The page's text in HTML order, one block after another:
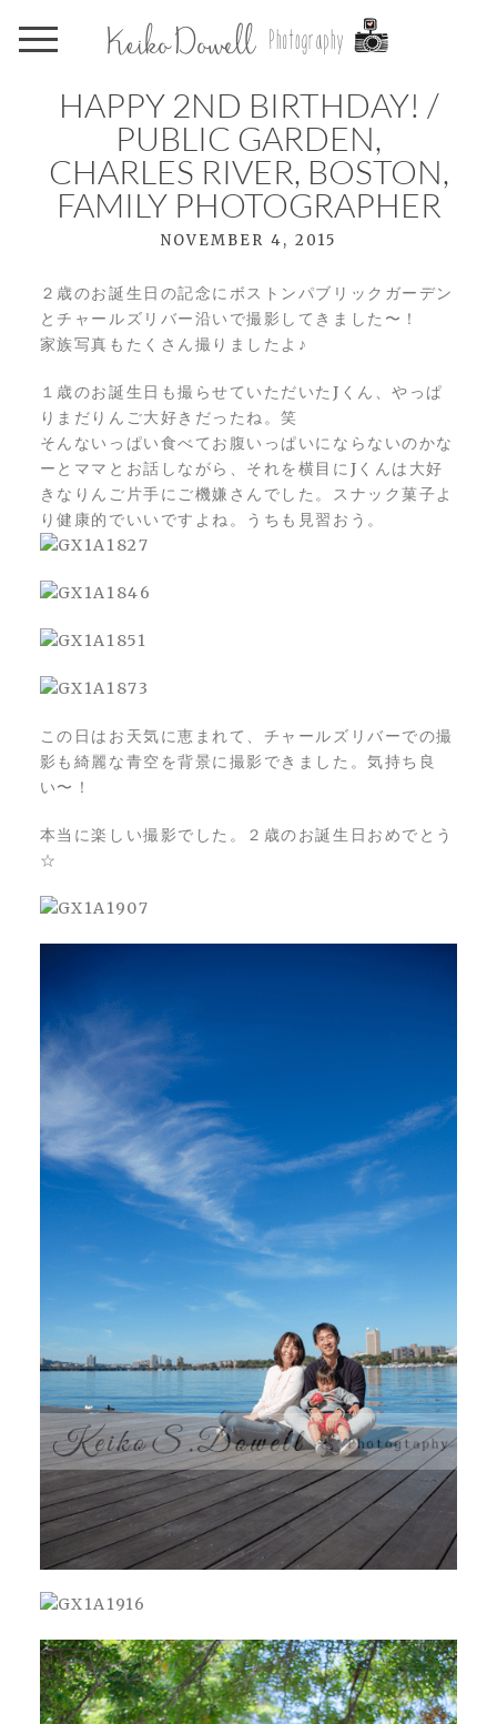
HAPPY 2ND BIRTHDAY! /
PUBLIC GARDEN,
CHARLES RIVER, BOSTON,
FAMILY PHOTOGRAPHER
NOVEMBER 4, 2015
２歳のお誕生日の記念にボストンパブリックガーデン
とチャールズリバー沿いで撮影してきました〜！
家族写真もたくさん撮りましたよ♪
１歳のお誕生日も撮らせていただいたJくん、やっぱ
りまだりんご大好きだったね。笑
そんないっぱい食べてお腹いっぱいにならないのかな
ーとママとお話しながら、それを横目にJくんは大好
きなりんご片手にご機嫌さんでした。スナック菓子よ
り健康的でいいですよね。うちも見習おう。
この日はお天気に恵まれて、チャールズリバーでの撮
影も綺麗な青空を背景に撮影できました。気持ち良
い〜！
本当に楽しい撮影でした。２歳のお誕生日おめでとう
☆